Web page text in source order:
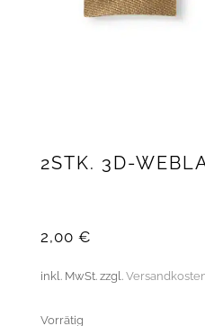
2STK. 3D-
2,00 €
inkl. MwSt. zzgl.
Vorrätig